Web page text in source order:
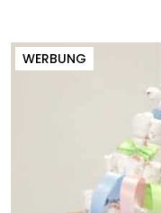
WERBUNG